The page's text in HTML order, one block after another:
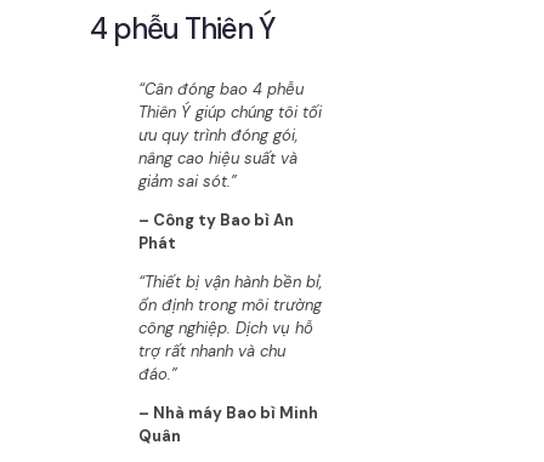
4 phễu Thiên Ý
“Cân đóng bao 4 phễu
Thiên Ý giúp chúng tôi tối
ưu quy trình đóng gói,
nâng cao hiệu suất và
giảm sai sót.”
– Công ty Bao bì An
Phát
“Thiết bị vận hành bền bỉ,
ổn định trong môi trường
công nghiệp. Dịch vụ hỗ
trợ rất nhanh và chu
đáo.”
– Nhà máy Bao bì Minh
Quân